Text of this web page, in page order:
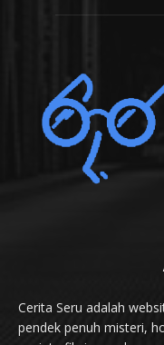
Cerita Seru adalah
pendek penuh misteri,